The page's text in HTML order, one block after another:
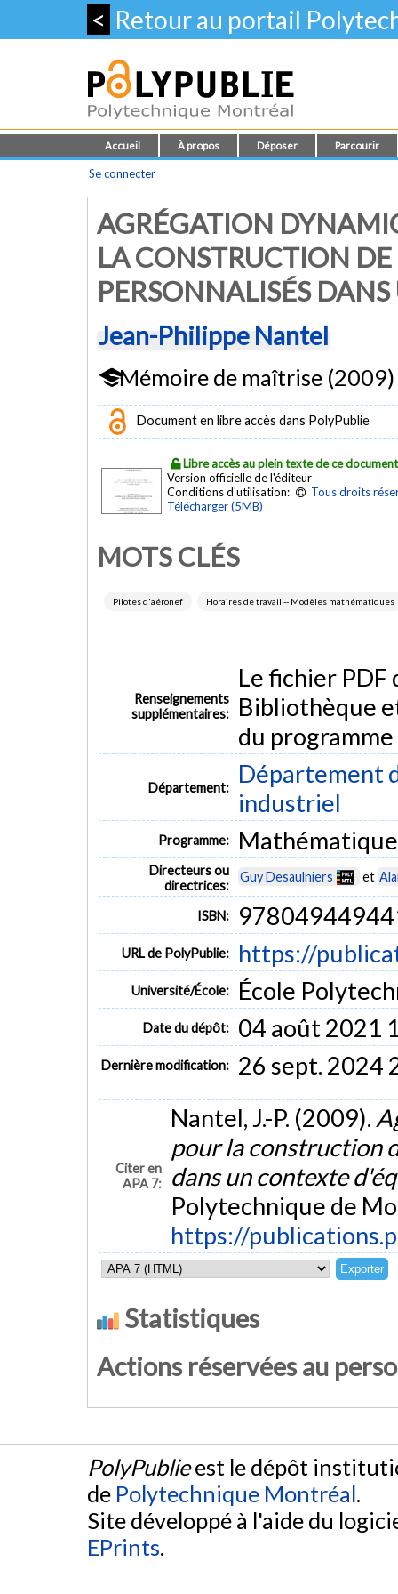
< Retour au portail
Accueil À propos Déposer Parcourir
Se connecter
AGRÉGATION
LA CONSTRUCTION
PERSONNALISÉS
Jean-Philippe Nantel
Mémoire de maîtrise (2009)
Document en libre accès dans PolyPublie
Libre accès au plein texte de ce document
Version officielle de l'éditeur
Conditions d'utilisation:
Tous droits
Télécharger (5MB)
MOTS CLÉS
Pilotes d'aéronef Horaires de travail -- Modèles mathématiques
Renseignements
supplémentaires:
Le fichier
Bibliothèque
du programme
Département:
Département
industriel
Programme:
Directeurs ou
directrices:
Guy Desaulniers et
ISBN:
URL de PolyPublie: https://
Université/École: École
Date du dépôt: 04 août 2021
Dernière modification: 26 sept. 2024
Citer en
APA 7:
Nantel, J.-P. (2009).
pour la construction
dans un contexte
Polytechnique de
https://
Statistiques
Actions réservées au
PolyPublieest le dépôt
de Polytechnique Montréal.
Site développé à l'aide du
EPrints.